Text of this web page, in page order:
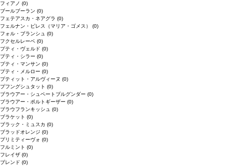
フィアノ (0)
ブールブーラン (0)
フェテアスカ・ネアグラ (0)
フェルナン・ピレス（マリア・ゴメス） (0)
フォル・ブランシュ (0)
フクセルレーベ (0)
プティ・ヴェルド (0)
プティ・シラー (0)
プティ・マンサン (0)
プティ・メルロー (0)
プティット・アルヴィーヌ (0)
プフングシュタット (0)
ブラウアー・シュペートブルグンダー (0)
ブラウアー・ポルトギーザー (0)
ブラウフランキッシュ (0)
ブラケット (0)
ブラック・ミュスカ (0)
ブラッドオレンジ (0)
プリミティーヴォ (0)
フルミント (0)
フレイザ (0)
ブレンド (0)